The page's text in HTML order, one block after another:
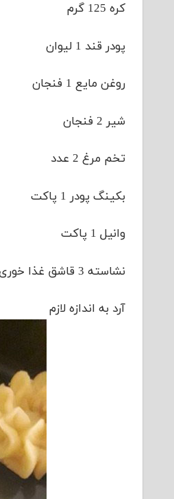
کره 125 گرم
پودر قند 1 لیوان
روغن مایع 1 فنجان
شیر 2 فنجان
تخم مرغ 2 عدد
بکینگ پودر 1 پاکت
وانیل 1 پاکت
نشاسته 3 قاشق غذا خوری
آرد به اندازه لازم